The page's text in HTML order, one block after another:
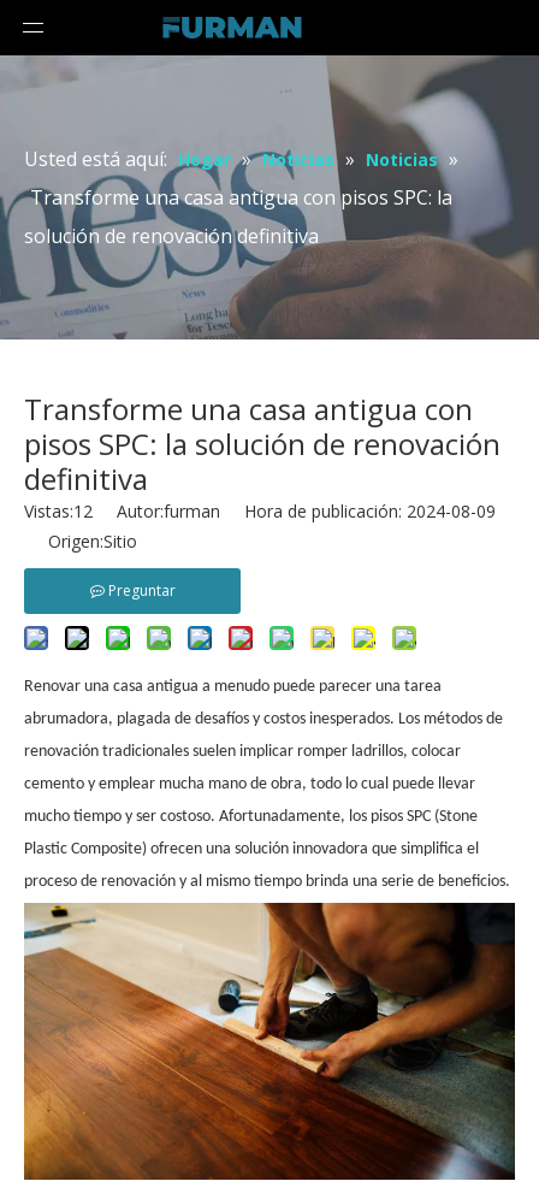
Usted está aquí: Hogar » Noticias » Noticias »
Transforme una casa antigua con pisos SPC: la
solución de renovación definitiva
Transforme una casa antigua con
pisos SPC: la solución de renovación
definitiva
Vistas:12 Autor:furman Hora de publicación: 2024-08-09
Origen:Sitio
Preguntar
Renovar una casa antigua a menudo puede parecer una tarea
abrumadora, plagada de desafíos y costos inesperados. Los métodos de
renovación tradicionales suelen implicar romper ladrillos, colocar
cemento y emplear mucha mano de obra, todo lo cual puede llevar
mucho tiempo y ser costoso. Afortunadamente, los pisos SPC (Stone
Plastic Composite) ofrecen una solución innovadora que simplifica el
proceso de renovación y al mismo tiempo brinda una serie de beneficios.